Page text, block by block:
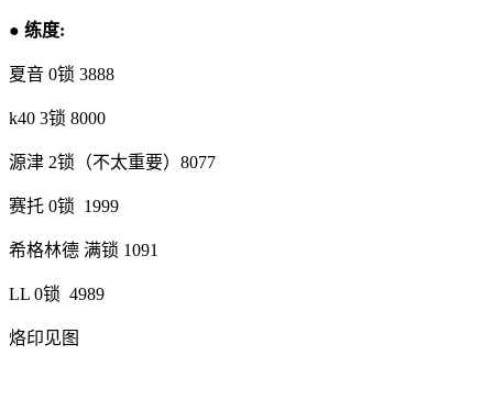
● 练度:
夏音 0锁 3888
k40 3锁 8000
源津 2锁（不太重要）8077
赛托 0锁 1999
希格林德 满锁 1091
LL 0锁 4989
烙印见图